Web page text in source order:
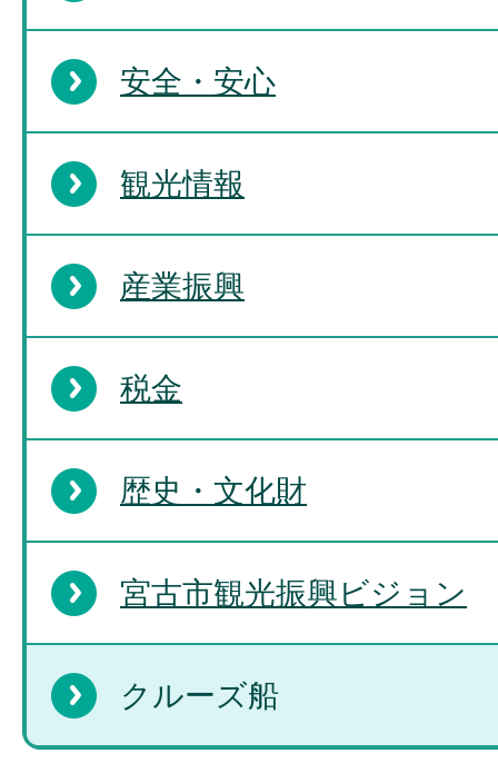
安全・安心
観光情報
産業振興
税金
歴史・文化財
宮古市観光振興ビジョン
クルーズ船